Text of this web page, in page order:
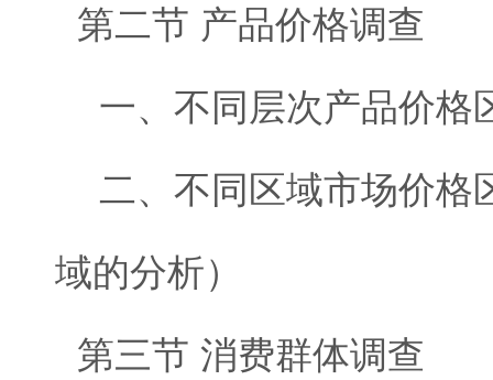
第二节 产品价格调查
一、不同层次产品价格
二、不同区域市场价格
域的分析）
第三节 消费群体调查